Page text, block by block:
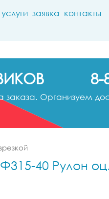
услуги заявка контакты
8-
Организуем
40 Рулон